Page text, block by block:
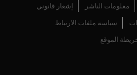
معلومات الناشر إشعار قانوني
سياسة ملفات الارتباط
الموقع